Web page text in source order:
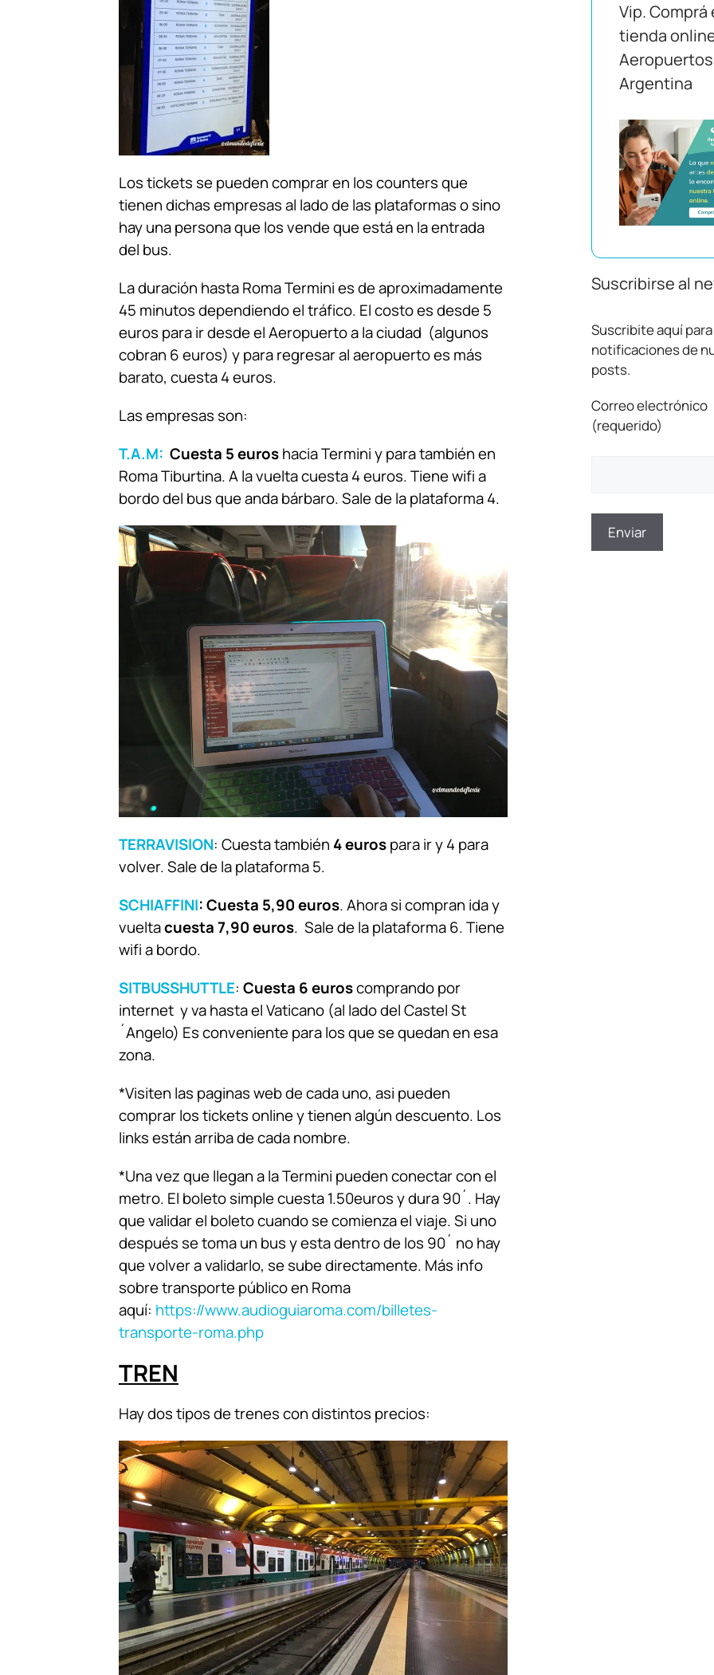
Vip. Comprá
tienda
Aeropuertos
Argentina
Suscribirse al
Suscribite aquí
notificaciones de
posts.
Correo electrónico
(requerido)
Los tickets se pueden comprar en los counters que
tienen dichas empresas al lado de las plataformas o sino
hay una persona que los vende que está en la entrada
del bus.
La duración hasta Roma Termini es de aproximadamente
45 minutos dependiendo el tráfico. El costo es desde 5
euros para ir desde el Aeropuerto a la ciudad (algunos
cobran 6 euros) y para regresar al aeropuerto es más
barato, cuesta 4 euros.
Las empresas son:
T.A.M: Cuesta 5 euroshacia Termini y para también en
Roma Tiburtina. A la vuelta cuesta 4 euros. Tiene wifi a
bordo del bus que anda bárbaro. Sale de la plataforma 4.
TERRAVISION: Cuesta también 4 eurospara ir y 4 para
volver. Sale de la plataforma 5.
SCHIAFFINI:Cuesta 5,90 euros. Ahora si compran ida y
vueltacuesta 7,90 euros. Sale de la plataforma 6. Tiene
wifi a bordo.
SITBUSSHUTTLE: Cuesta 6 euroscomprando por
internet y va hasta el Vaticano (al lado del Castel St
´Angelo) Es conveniente para los que se quedan en esa
zona.
*Visiten las paginas web de cada uno, asi pueden
comprar los tickets online y tienen algún descuento. Los
links están arriba de cada nombre.
*Una vez que llegan a la Termini pueden conectar con el
metro. El boleto simple cuesta 1.50euros y dura 90´. Hay
que validar el boleto cuando se comienza el viaje. Si uno
después se toma un bus y esta dentro de los 90´ no hay
que volver a validarlo, se sube directamente. Más info
sobre transporte público en Roma
aquí: https://www.audioguiaroma.com/billetes-
transporte-roma.php
TREN
Hay dos tipos de trenes con distintos precios: